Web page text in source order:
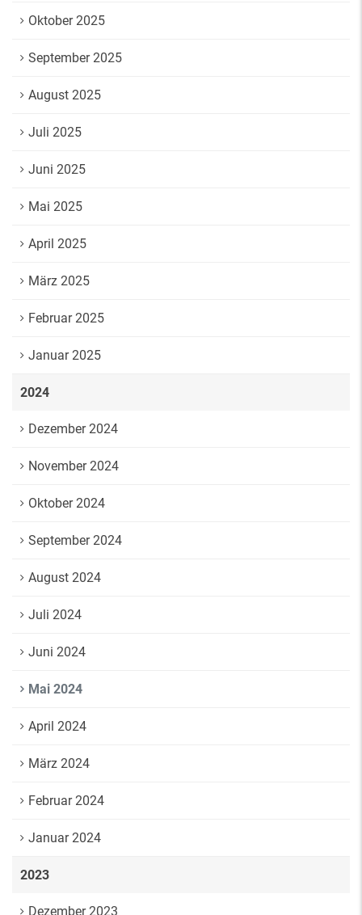
Oktober 2025
September 2025
August 2025
Juli 2025
Juni 2025
Mai 2025
April 2025
März 2025
Februar 2025
Januar 2025
2024
Dezember 2024
November 2024
Oktober 2024
September 2024
August 2024
Juli 2024
Juni 2024
Mai 2024
April 2024
März 2024
Februar 2024
Januar 2024
2023
Dezember 2023